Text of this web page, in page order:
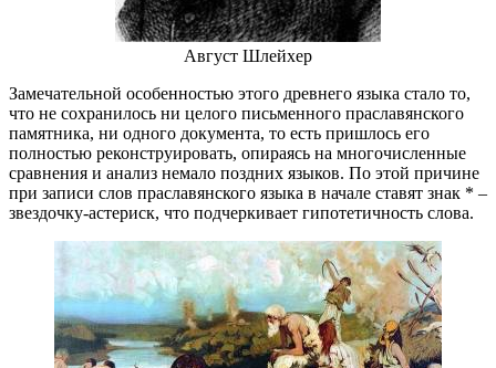
Август Шлейхер
Замечательной особенностью этого древнего языка стало то,
что не сохранилось ни целого письменного праславянского
памятника, ни одного документа, то есть пришлось его
полностью реконструировать, опираясь на многочисленные
сравнения и анализ немало поздних языков. По этой причине
при записи слов праславянского языка в начале ставят знак * –
звездочку-астериск, что подчеркивает гипотетичность слова.